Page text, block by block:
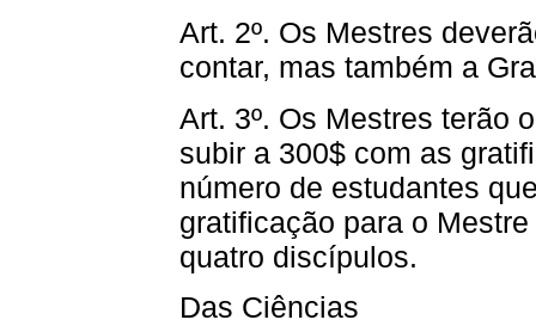
Art. 2º. Os Mestres
contar, mas também a
Art. 3º. Os Mestres terão
subir a 300$ com as
número de estudantes
gratificação para o
quatro discípulos.
Das Ciências